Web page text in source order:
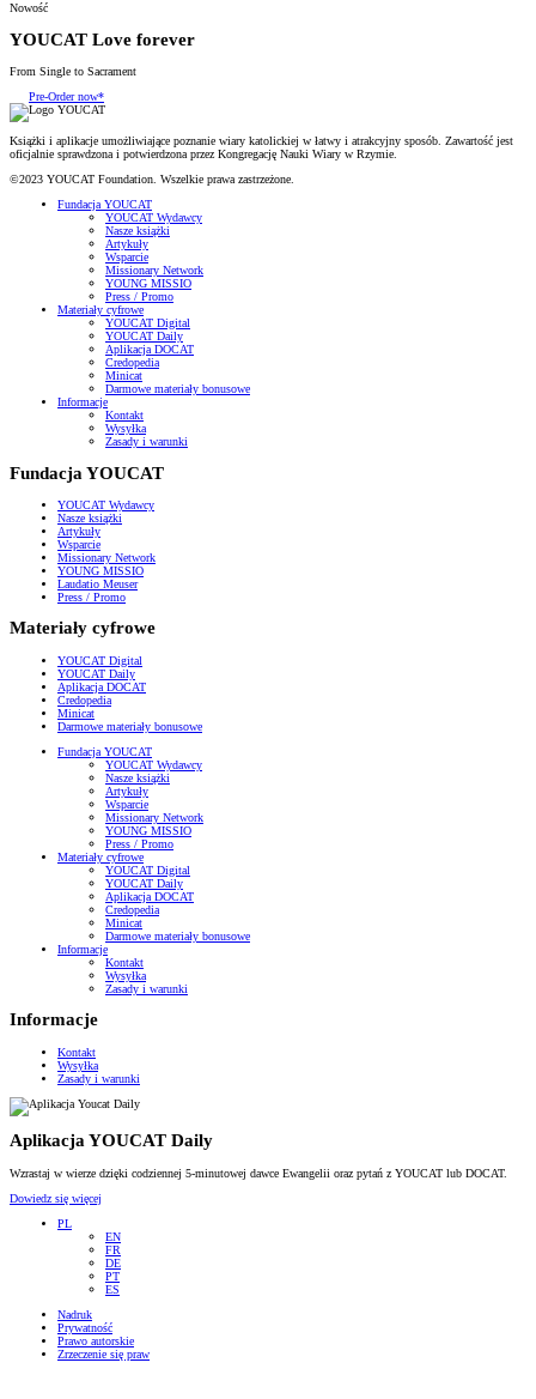
Nowość
YOUCAT Love forever
From Single to Sacrament
Pre-Order now*
Książki i aplikacje umożliwiające poznanie wiary katolickiej w łatwy i atrakcyjny sposób. Zawartość jest
oficjalnie sprawdzona i potwierdzona przez Kongregację Nauki Wiary w Rzymie.
©2023 YOUCAT Foundation. Wszelkie prawa zastrzeżone.
Fundacja YOUCAT
YOUCAT Wydawcy
Nasze książki
Artykuły
Wsparcie
Missionary Network
YOUNG MISSIO
Press / Promo
Materiały cyfrowe
YOUCAT Digital
YOUCAT Daily
Aplikacja DOCAT
Credopedia
Minicat
Darmowe materiały bonusowe
Informacje
Kontakt
Wysyłka
Zasady i warunki
Fundacja YOUCAT
YOUCAT Wydawcy
Nasze książki
Artykuły
Wsparcie
Missionary Network
YOUNG MISSIO
Laudatio Meuser
Press / Promo
Materiały cyfrowe
YOUCAT Digital
YOUCAT Daily
Aplikacja DOCAT
Credopedia
Minicat
Darmowe materiały bonusowe
Fundacja YOUCAT
YOUCAT Wydawcy
Nasze książki
Artykuły
Wsparcie
Missionary Network
YOUNG MISSIO
Press / Promo
Materiały cyfrowe
YOUCAT Digital
YOUCAT Daily
Aplikacja DOCAT
Credopedia
Minicat
Darmowe materiały bonusowe
Informacje
Kontakt
Wysyłka
Zasady i warunki
Informacje
Kontakt
Wysyłka
Zasady i warunki
Aplikacja YOUCAT Daily
Wzrastaj w wierze dzięki codziennej 5-minutowej dawce Ewangelii oraz pytań z YOUCAT lub DOCAT.
Dowiedz się więcej
PL
EN
FR
DE
PT
ES
Nadruk
Prywatność
Prawo autorskie
Zrzeczenie się praw